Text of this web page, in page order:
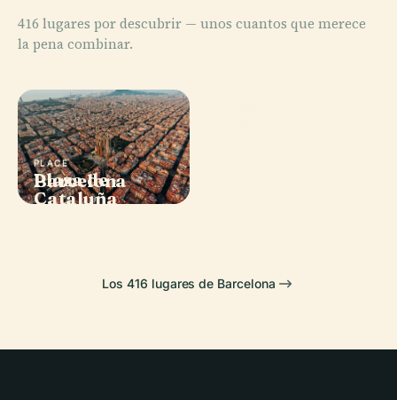
416 lugares por descubrir — unos cuantos que merece
la pena combinar.
PLACE
Barcelona
PLACE
Plaza de
Cataluña
Los 416 lugares de Barcelona